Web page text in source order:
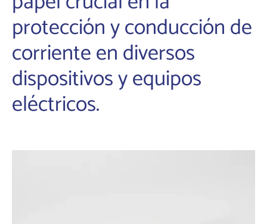
protección y conducción de
corriente en diversos
dispositivos y equipos
eléctricos.